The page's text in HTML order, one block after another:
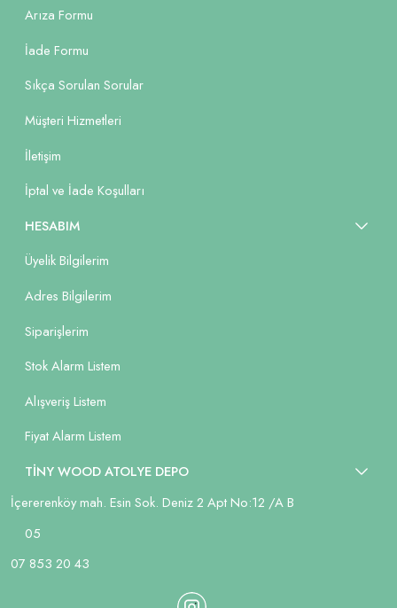
Arıza Formu
İade Formu
Sıkça Sorulan Sorular
Müşteri Hizmetleri
İletişim
İptal ve İade Koşulları
HESABIM
Üyelik Bilgilerim
Adres Bilgilerim
Siparişlerim
Stok Alarm Listem
Alışveriş Listem
Fiyat Alarm Listem
TİNY WOOD ATOLYE DEPO
İçererenköy mah. Esin Sok. Deniz 2 Apt No:12 /A B
05
07 853 20 43